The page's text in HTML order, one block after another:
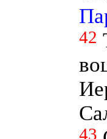
42
43